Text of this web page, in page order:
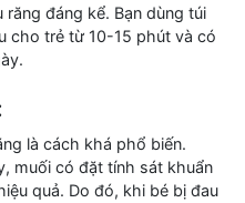
đáng kể. Bạn dùng túi
cho trẻ từ 10-15 phút và có
là cách khá phổ biến.
muối có đặt tính sát khuẩn
quả. Do đó, khi bé bị đau